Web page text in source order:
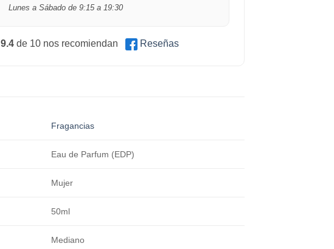
Lunes a Sábado de 9:15 a 19:30
9.4de 10 nos recomiendan Reseñas
Fragancias
Eau de Parfum (EDP)
Mujer
50ml
Mediano